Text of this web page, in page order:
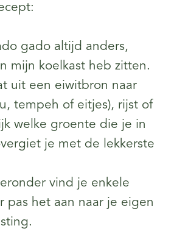
gado altijd anders,
mijn koelkast heb zitten.
uit een eiwitbron naar
tempeh of eitjes), rijst of
welke groente die je in
je met de lekkerste
vind je enkele
pas het aan naar je eigen